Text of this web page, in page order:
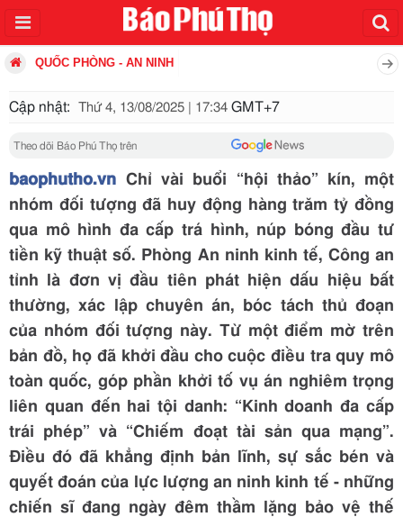
QUỐC PHÒNG - AN NINH
Cập nhật: Thứ 4, 13/08/2025 | 17:34 GMT+7
Theo dõi Báo Phú Thọ trên
baophutho.vn Chỉ vài buổi “hội thảo” kín, một
nhóm đối tượng đã huy động hàng trăm tỷ đồng
qua mô hình đa cấp trá hình, núp bóng đầu tư
tiền kỹ thuật số. Phòng An ninh kinh tế, Công an
tỉnh là đơn vị đầu tiên phát hiện dấu hiệu bất
thường, xác lập chuyên án, bóc tách thủ đoạn
của nhóm đối tượng này. Từ một điểm mờ trên
bản đồ, họ đã khởi đầu cho cuộc điều tra quy mô
toàn quốc, góp phần khởi tố vụ án nghiêm trọng
liên quan đến hai tội danh: “Kinh doanh đa cấp
trái phép” và “Chiếm đoạt tài sản qua mạng”.
Điều đó đã khẳng định bản lĩnh, sự sắc bén và
quyết đoán của lực lượng an ninh kinh tế - những
chiến sĩ đang ngày đêm thầm lặng bảo vệ thế